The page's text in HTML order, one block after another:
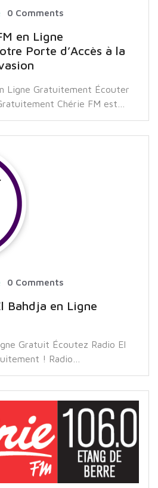
0 Comments
en Ligne
Porte d’Accès à la
Ligne Gratuitement Écouter
Chérie FM est…
0 Comments
Bahdja en Ligne
Gratuit Écoutez Radio El
! Radio…